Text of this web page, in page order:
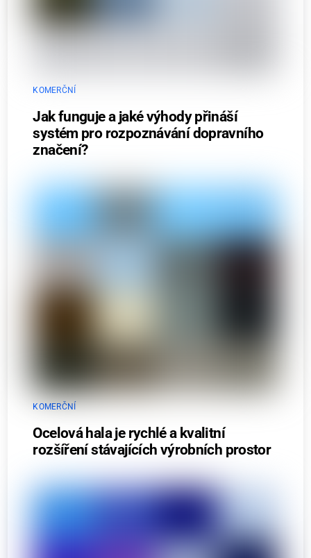
KOMERČNÍ
Jak funguje a jaké výhody přináší
systém pro rozpoznávání dopravního
značení?
KOMERČNÍ
Ocelová hala je rychlé a kvalitní
rozšíření stávajících výrobních prostor